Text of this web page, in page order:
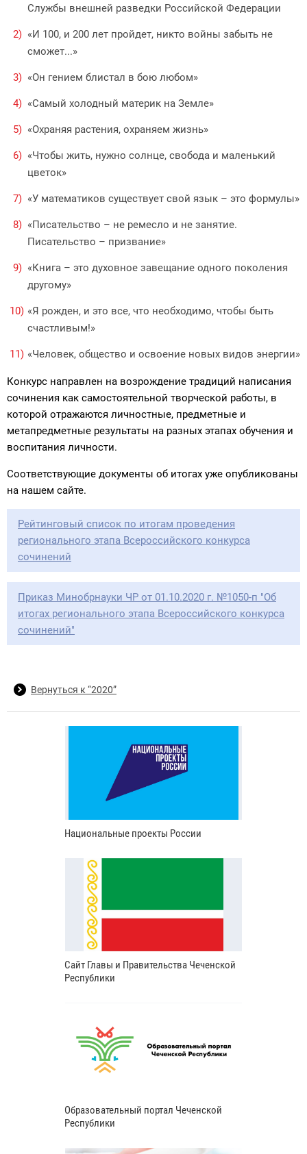
Службы внешней разведки Российской Федерации
«И 100, и 200 лет пройдет, никто войны забыть не
сможет...»
«Он гением блистал в бою любом»
«Самый холодный материк на Земле»
«Охраняя растения, охраняем жизнь»
«Чтобы жить, нужно солнце, свобода и маленький
цветок»
«У математиков существует свой язык – это формулы»
«Писательство – не ремесло и не занятие.
Писательство – призвание»
«Книга – это духовное завещание одного поколения
другому»
«Я рожден, и это все, что необходимо, чтобы быть
счастливым!»
«Человек, общество и освоение новых видов энергии»
Конкурс направлен на возрождение традиций написания
сочинения как самостоятельной творческой работы, в
которой отражаются личностные, предметные и
метапредметные результаты на разных этапах обучения и
воспитания личности.
Соответствующие документы об итогах уже опубликованы
на нашем сайте.
Рейтинговый список по итогам проведения
регионального этапа Всероссийского конкурса
сочинений
Приказ Минобрнауки ЧР от 01.10.2020 г. №1050-п "Об
итогах регионального этапа Всероссийского конкурса
сочинений"
Вернуться к “2020”
Национальные проекты России
Сайт Главы и Правительства Чеченской
Республики
Образовательный портал Чеченской
Республики